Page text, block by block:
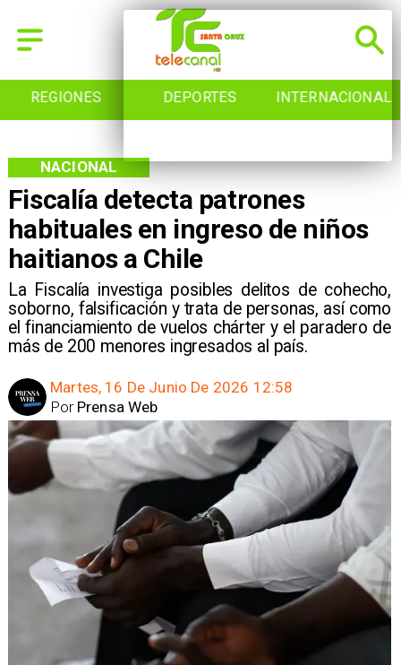
REGIONES DEPORTES INTERNACIONAL
Fiscalía detecta patrones
habituales en ingreso de niños
haitianos a Chile
La Fiscalía investiga posibles delitos de cohecho,
soborno, falsificación y trata de personas, así como
el financiamiento de vuelos chárter y el paradero de
más de 200 menores ingresados al país.
NACIONAL
Martes, 16 De Junio De 2026 12:58
Prensa Web
Por